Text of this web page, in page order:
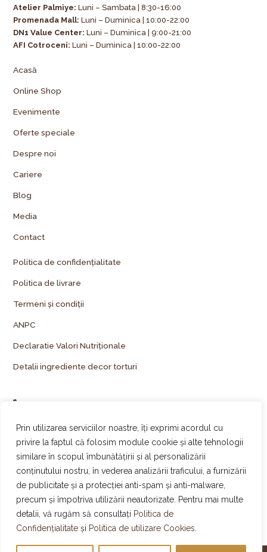
Prin utilizarea serviciilor noastre, îți exprimi acordul cu
privire la faptul că folosim module cookie și alte tehnologii
similare în scopul îmbunătățirii și al personalizării
conținutului nostru, în vederea analizării traficului, a furnizării
de publicitate și a protecției anti-spam și anti-malware,
precum și împotriva utilizării neautorizate. Pentru mai multe
detalii, vă rugăm să consultați Politica de
Confidențialitate și Politica de utilizare Cookies.
Atelier Palmiye: Luni – Sambata | 8:30-16:00
Promenada Mall: Luni – Duminica | 10:00-22:00
DN1 Value Center: Luni – Duminica | 9:00-21:00
AFI Cotroceni: Luni – Duminica | 10:00-22:00
Acasă
Online Shop
Evenimente
Oferte speciale
Despre noi
Cariere
Blog
Media
Contact
Politica de confidențialitate
Politica de livrare
Termeni și condiții
ANPC
Declaratie Valori Nutriționale
Detalii ingrediente decor torturi
comenzi@palmiye.ro
Vezi locațiile Palmiye
Urmărește-ne pe Instagram
Urmărește-ne pe Facebook
Urmărește-ne pe TikTok